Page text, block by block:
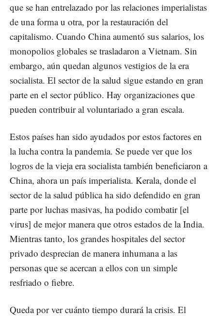
que se han entrelazado por las relaciones imperialistas
de una forma u otra, por la restauración del
capitalismo. Cuando China aumentó sus salarios, los
monopolios globales se trasladaron a Vietnam. Sin
embargo, aún quedan algunos vestigios de la era
socialista. El sector de la salud sigue estando en gran
parte en el sector público. Hay organizaciones que
pueden contribuir al voluntariado a gran escala.
Estos países han sido ayudados por estos factores en
la lucha contra la pandemia. Se puede ver que los
logros de la vieja era socialista también beneficiaron a
China, ahora un país imperialista. Kerala, donde el
sector de la salud pública ha sido defendido en gran
parte por luchas masivas, ha podido combatir [el
virus] de mejor manera que otros estados de la India.
Mientras tanto, los grandes hospitales del sector
privado desprecian de manera inhumana a las
personas que se acercan a ellos con un simple
resfriado o fiebre.
Queda por ver cuánto tiempo durará la crisis. El